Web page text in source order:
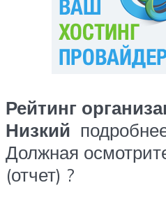
Рейтинг
Низкий
Должная
(отчет) ?